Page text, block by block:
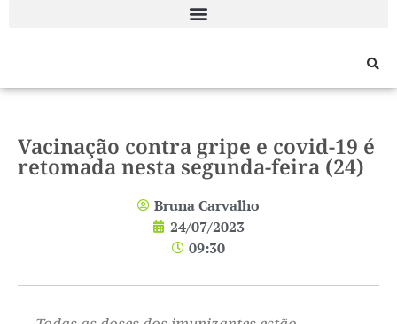
Vacinação contra gripe e covid-19 é
retomada nesta segunda-feira (24)
Bruna Carvalho
24/07/2023
09:30